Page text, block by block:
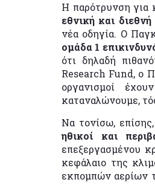
Η παρότρυνση για
εθνική και
νέα οδηγία. Ο
ομάδα 1
ότι δηλαδή
Research Fund, ο
οργανισμοί
καταναλώνουμε,
Να τονίσω,
ηθικοί και
επεξεργασμένου
κεφάλαιο της
εκπομπών αερίων